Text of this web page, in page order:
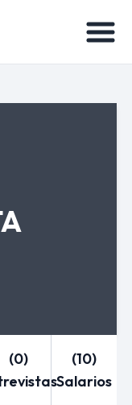
(0)
(10)
Salarios